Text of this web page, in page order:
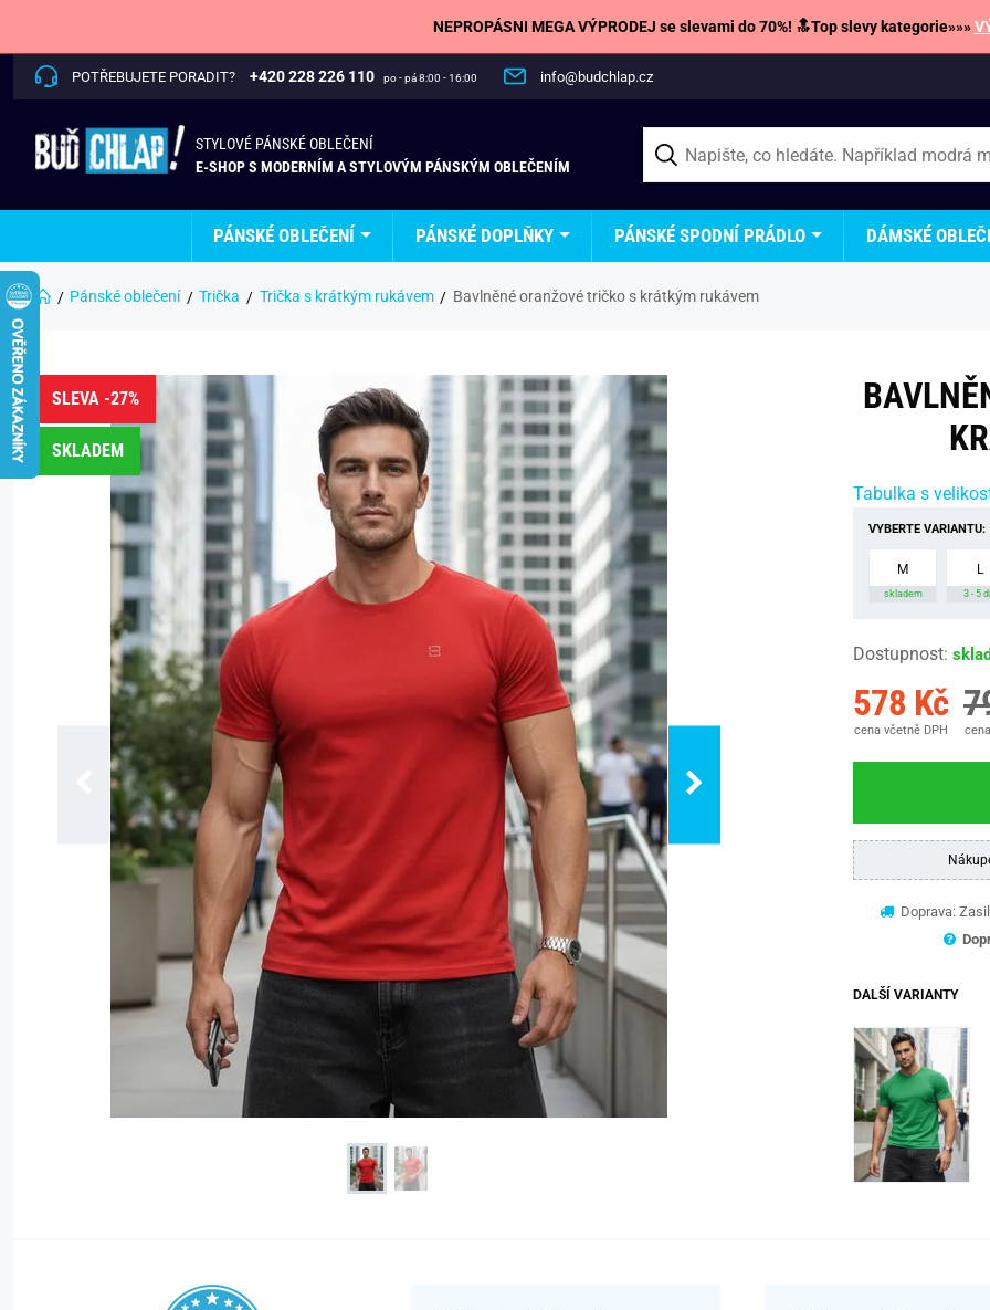
NEPROPÁSNI MEGA VÝPRODEJ se slevami do 70%! 🔝Top slevy kategorie»»»
POTŘEBUJETE PORADIT? +420 228 226 110 po - pá 8:00 - 16:00 info@budchlap.cz
STYLOVÉ PÁNSKÉ OBLEČENÍ
E-SHOP S MODERNÍM A STYLOVÝM PÁNSKÝM OBLEČENÍM
PÁNSKÉ OBLEČENÍ PÁNSKÉ DOPLŇKY PÁNSKÉ SPODNÍ PRÁDLO DÁMSKÉ
Pánské oblečení Trička Trička s krátkým rukávem Bavlněné oranžové tričko s krátkým rukávem
SLEVA -27%
SKLADEM
Tabulka s
VYBERTE VARIANTU:
M
skladem
L
3 - 5
Dostupnost:
578 Kč
cena včetně DPH
Doprava:
DALŠÍ VARIANTY